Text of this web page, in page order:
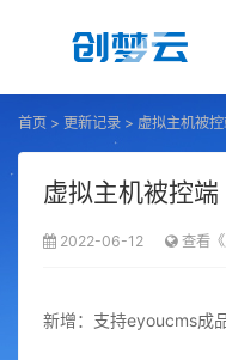
首页 > 更新记录 > 虚拟主机被
虚拟主机被控
2022-06-12 查看
新增：支持eyoucms成